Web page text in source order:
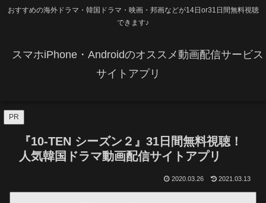
おすすめの海外ドラマ・韓国ドラマ・映画・邦画などが14日or31日間無料視聴
できます♪
スマホiPhone・Androidのオススメ動画配信サービス
サイトアプリ
PR
『10-TEN シーズン２』31日間無料視聴！
人気韓国ドラマ動画配信サイトアプリ
2020.03.26 2021.03.13